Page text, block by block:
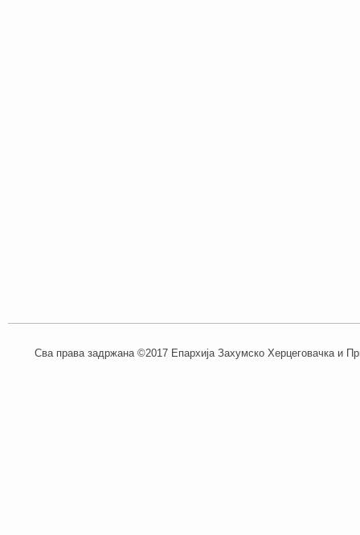
Сва права задржана ©2017 Епархија Захумско Херцеговачка и